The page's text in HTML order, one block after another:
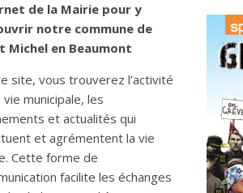
de la Mairie pour y
notre commune de
Michel en Beaumont
site, vous trouverez l’activité
vie municipale, les
et actualités qui
et agrémentent la vie
Cette forme de
facilite les échanges